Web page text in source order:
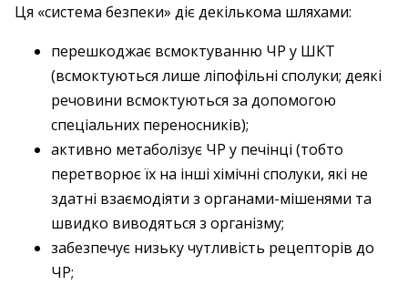
Ця «система безпеки» діє декількома шляхами:
перешкоджає всмоктуванню ЧР у ШКТ
(всмоктуються лише ліпофільні сполуки; деякі
речовини всмоктуються за допомогою
спеціальних переносників);
активно метаболізує ЧР у печінці (тобто
перетворює їх на інші хімічні сполуки, які не
здатні взаємодіяти з органами-мішенями та
швидко виводяться з організму;
забезпечує низьку чутливість рецепторів до
ЧР;